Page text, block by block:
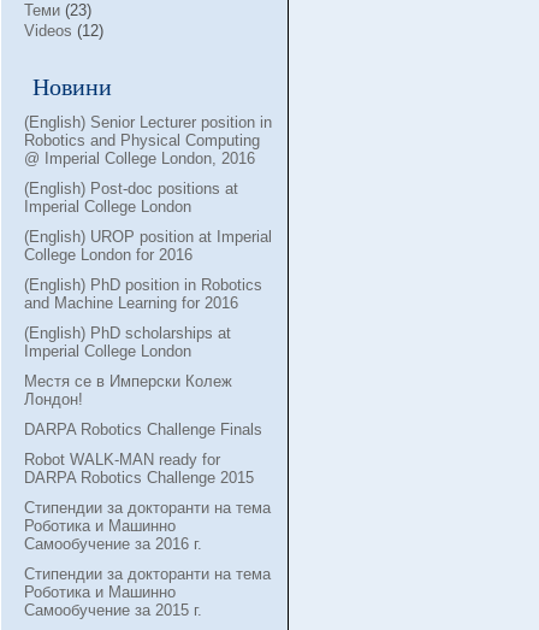
Теми (23)
Videos (12)
Новини
(English) Senior Lecturer position in
Robotics and Physical Computing
@ Imperial College London, 2016
(English) Post-doc positions at
Imperial College London
(English) UROP position at Imperial
College London for 2016
(English) PhD position in Robotics
and Machine Learning for 2016
(English) PhD scholarships at
Imperial College London
Местя се в Имперски Колеж
Лондон!
DARPA Robotics Challenge Finals
Robot WALK-MAN ready for
DARPA Robotics Challenge 2015
Стипендии за докторанти на тема
Роботика и Машинно
Самообучение за 2016 г.
Стипендии за докторанти на тема
Роботика и Машинно
Самообучение за 2015 г.